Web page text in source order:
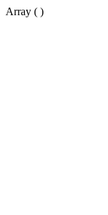
Array ( )